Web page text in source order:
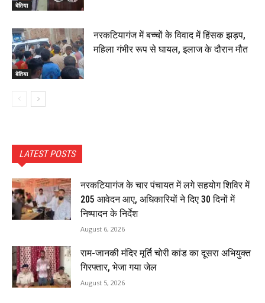
बेतिया
बेतिया
नरकटियागंज में बच्चों के विवाद में हिंसक झड़प,
महिला गंभीर रूप से घायल, इलाज के दौरान मौत
LATEST POSTS
नरकटियागंज के चार पंचायत में लगे सहयोग शिविर में
205 आवेदन आए, अधिकारियों ने दिए 30 दिनों में
निष्पादन के निर्देश
August 6, 2026
राम-जानकी मंदिर मूर्ति चोरी कांड का दूसरा अभियुक्त
गिरफ्तार, भेजा गया जेल
August 5, 2026